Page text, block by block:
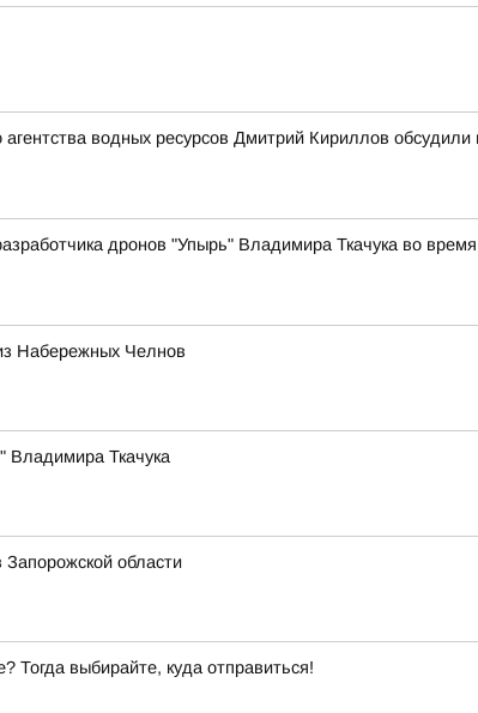
водных ресурсов Дмитрий Кириллов обсудили
дронов "Упырь" Владимира Ткачука во
Набережных Челнов
Владимира Ткачука
области
Тогда выбирайте, куда отправиться!